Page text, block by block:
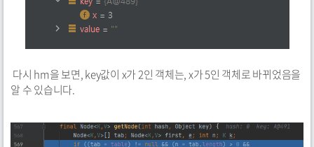
다시 hm을 보면, key값이 x가 2인 객체는, x가 5인 객체로 바뀌었음을
알 수 있습니다.